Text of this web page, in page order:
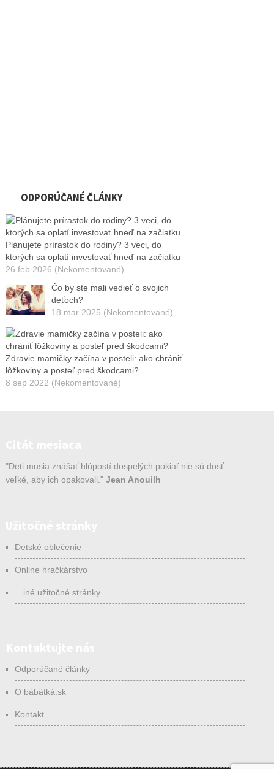
ODPORÚČANÉ ČLÁNKY
Plánujete prírastok do rodiny? 3 veci, do
ktorých sa oplatí investovať hneď na začiatku
26 feb 2026 (Nekomentované)
Čo by ste mali vedieť o svojich
deťoch?
18 mar 2025 (Nekomentované)
Zdravie mamičky začína v posteli: ako chrániť
lôžkoviny a posteľ pred škodcami?
8 sep 2022 (Nekomentované)
"Deti musia znášať hlúpostí dospelých pokiaľ nie sú dosť
veľké, aby ich opakovali." Jean Anouilh
Detské oblečenie
Online hračkárstvo
…iné užitočné stránky
Odporúčané články
O bábätká.sk
Kontakt